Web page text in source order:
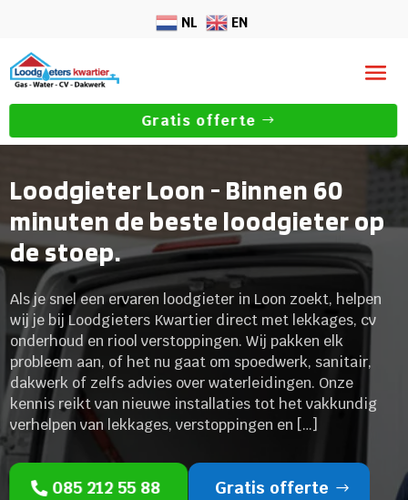
NL EN
Gratis offerte
Loodgieter Loon - Binnen 60
minuten de beste loodgieter op
de stoep.
Als je snel een ervaren loodgieter in Loon zoekt, helpen
wij je bij Loodgieters Kwartier direct met lekkages, cv
onderhoud en riool verstoppingen. Wij pakken elk
probleem aan, of het nu gaat om spoedwerk, sanitair,
dakwerk of zelfs advies over waterleidingen. Onze
kennis reikt van nieuwe installaties tot het vakkundig
verhelpen van lekkages, verstoppingen en […]
085 212 55 88 Gratis offerte